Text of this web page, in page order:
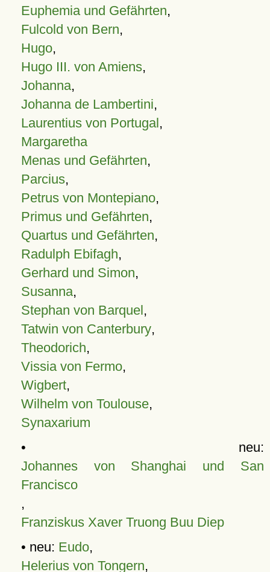
Euphemia und Gefährten,
Fulcold von Bern,
Hugo,
Hugo III. von Amiens,
Johanna,
Johanna de Lambertini,
Laurentius von Portugal,
Margaretha
Menas und Gefährten,
Parcius,
Petrus von Montepiano,
Primus und Gefährten,
Quartus und Gefährten,
Radulph Ebifagh,
Gerhard und Simon,
Susanna,
Stephan von Barquel,
Tatwin von Canterbury,
Theodorich,
Vissia von Fermo,
Wigbert,
Wilhelm von Toulouse,
Synaxarium
• neu:
Johannes von Shanghai und San
Francisco
,
Franziskus Xaver Truong Buu Diep
• neu: Eudo,
Helerius von Tongern,